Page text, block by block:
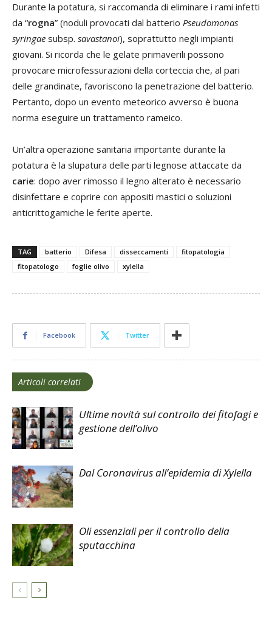
Durante la potatura, si raccomanda di eliminare i rami infetti
da “rogna” (noduli provocati dal batterio Pseudomonas
syringae subsp. savastanoi), soprattutto negli impianti
giovani. Si ricorda che le gelate primaverili possono
provocare microfessurazioni della corteccia che, al pari
delle grandinate, favoriscono la penetrazione del batterio.
Pertanto, dopo un evento meteorico avverso è buona
norma eseguire un trattamento rameico.
Un’altra operazione sanitaria importante durante la
potatura è la slupatura delle parti legnose attaccate da
carie: dopo aver rimosso il legno alterato è necessario
disinfettare e coprire con appositi mastici o soluzioni
anticrittogamiche le ferite aperte.
TAG batterio Difesa disseccamenti
fitopatologia
fitopatologo
foglie olivo xylella
Facebook Twitter
Articoli correlati
Ultime novità sul controllo dei fitofagi e
gestione dell’olivo
Dal Coronavirus all’epidemia di Xylella
Oli essenziali per il controllo della
sputacchina